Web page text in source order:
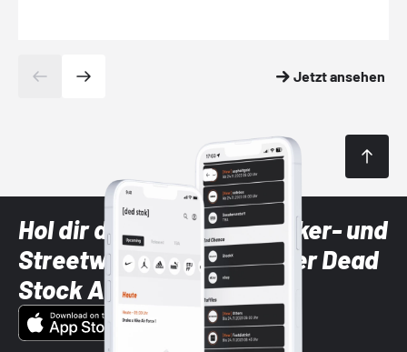
Jetzt ansehen
Hol dir die neuesten Sneaker- und
Streetwear-Brands mit der Dead
Stock App